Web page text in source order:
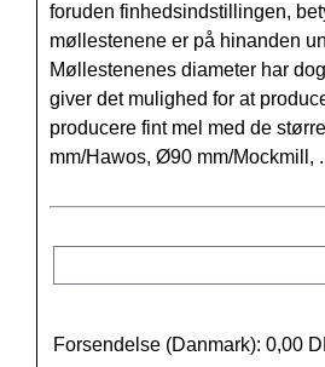
foruden finhedsindstillingen,
møllestenene er på hinanden
Møllestenenes diameter har
giver det mulighed for at
producere fint mel med de
mm/Hawos, Ø90 mm/Mockmill,
Forsendelse (Danmark): 0,00